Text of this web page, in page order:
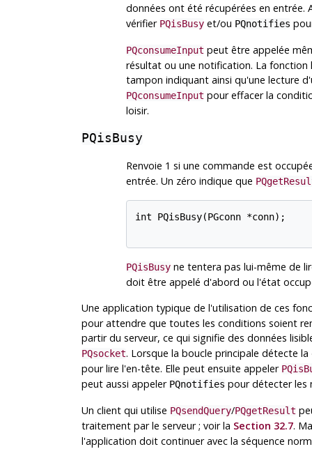
données ont été récupérées en entrée.
vérifier PQisBusyet/ou PQnotifies
PQconsumeInput peut être appelée
résultat ou une notification. La fonction
tampon indiquant ainsi qu'une lecture
PQconsumeInput pour effacer la
loisir.
PQisBusy
Renvoie 1 si une commande est
entrée. Un zéro indique que
int PQisBusy(PGconn *conn);
PQisBusyne tentera pas lui-même de
doit être appelé d'abord ou l'état
Une application typique de l'utilisation de ces
pour attendre que toutes les conditions soient
partir du serveur, ce qui signifie des données
PQsocket. Lorsque la boucle principale détecte
pour lire l'en-tête. Elle peut ensuite appeler
peut aussi appeler PQnotifies pour détecter les
Un client qui utilise PQsendQuery/PQgetResult
traitement par le serveur ; voir la Section 32.7.
l'application doit continuer avec la séquence